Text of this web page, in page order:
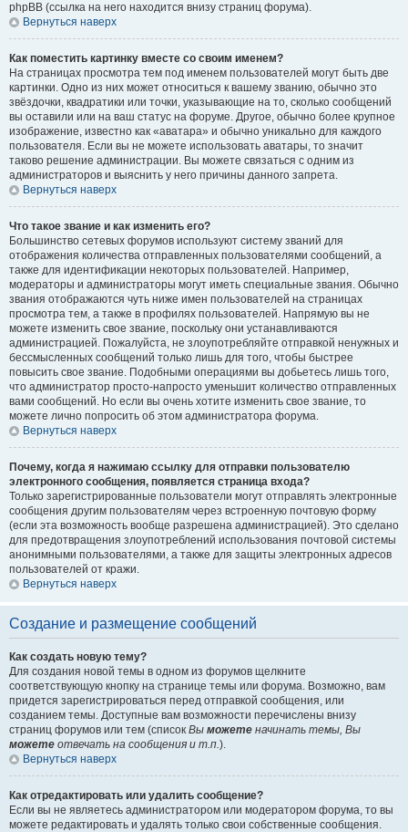
phpBB (ссылка на него находится внизу страниц форума).
Вернуться наверх
Как поместить картинку вместе со своим именем?
На страницах просмотра тем под именем пользователей могут быть две
картинки. Одно из них может относиться к вашему званию, обычно это
звёздочки, квадратики или точки, указывающие на то, сколько сообщений
вы оставили или на ваш статус на форуме. Другое, обычно более крупное
изображение, известно как «аватара» и обычно уникально для каждого
пользователя. Если вы не можете использовать аватары, то значит
таково решение администрации. Вы можете связаться с одним из
администраторов и выяснить у него причины данного запрета.
Вернуться наверх
Что такое звание и как изменить его?
Большинство сетевых форумов используют систему званий для
отображения количества отправленных пользователями сообщений, а
также для идентификации некоторых пользователей. Например,
модераторы и администраторы могут иметь специальные звания. Обычно
звания отображаются чуть ниже имен пользователей на страницах
просмотра тем, а также в профилях пользователей. Напрямую вы не
можете изменить свое звание, поскольку они устанавливаются
администрацией. Пожалуйста, не злоупотребляйте отправкой ненужных и
бессмысленных сообщений только лишь для того, чтобы быстрее
повысить свое звание. Подобными операциями вы добьетесь лишь того,
что администратор просто-напросто уменьшит количество отправленных
вами сообщений. Но если вы очень хотите изменить свое звание, то
можете лично попросить об этом администратора форума.
Вернуться наверх
Почему, когда я нажимаю ссылку для отправки пользователю
электронного сообщения, появляется страница входа?
Только зарегистрированные пользователи могут отправлять электронные
сообщения другим пользователям через встроенную почтовую форму
(если эта возможность вообще разрешена администрацией). Это сделано
для предотвращения злоупотреблений использования почтовой системы
анонимными пользователями, а также для защиты электронных адресов
пользователей от кражи.
Вернуться наверх
Создание и размещение сообщений
Как создать новую тему?
Для создания новой темы в одном из форумов щелкните
соответствующую кнопку на странице темы или форума. Возможно, вам
придется зарегистрироваться перед отправкой сообщения, или
созданием темы. Доступные вам возможности перечислены внизу
страниц форумов или тем (список Вы можете начинать темы, Вы
можете отвечать на сообщения и т.п.).
Вернуться наверх
Как отредактировать или удалить сообщение?
Если вы не являетесь администратором или модератором форума, то вы
можете редактировать и удалять только свои собственные сообщения.